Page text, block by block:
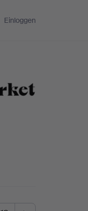
Einloggen